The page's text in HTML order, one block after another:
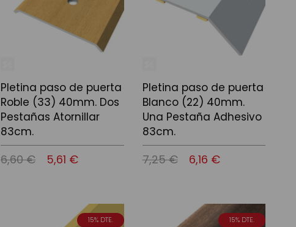
Pletina paso de puerta
Roble (33) 40mm. Dos
Pestañas Atornillar
83cm.
6,60 € 5,61 €
Pletina paso de puerta
Blanco (22) 40mm.
Una Pestaña Adhesivo
83cm.
7,25 € 6,16 €
Afegir a la cistella
15% DTE. 15% DTE.